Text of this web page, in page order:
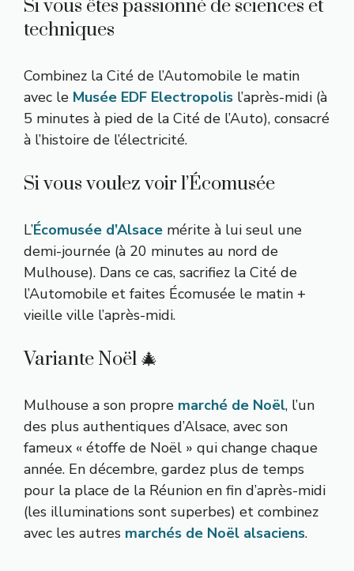
Si vous êtes passionné de sciences et
techniques
Combinez la Cité de l’Automobile le matin
avec le Musée EDF Electropolis l’après-midi (à
5 minutes à pied de la Cité de l’Auto), consacré
à l’histoire de l’électricité.
Si vous voulez voir l’Écomusée
L’Écomusée d’Alsace mérite à lui seul une
demi-journée (à 20 minutes au nord de
Mulhouse). Dans ce cas, sacrifiez la Cité de
l’Automobile et faites Écomusée le matin +
vieille ville l’après-midi.
Variante Noël 🎄
Mulhouse a son propre marché de Noël, l’un
des plus authentiques d’Alsace, avec son
fameux « étoffe de Noël » qui change chaque
année. En décembre, gardez plus de temps
pour la place de la Réunion en fin d’après-midi
(les illuminations sont superbes) et combinez
avec les autres marchés de Noël alsaciens.